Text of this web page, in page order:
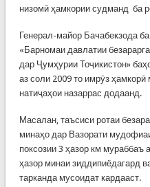
низомӣ ҳамкории судманд ба
Генерал-майор Бачабекзода
«Барномаи давлатии
дар Ҷумҳурии Тоҷикистон»
аз соли 2009 то имрӯз
натиҷаҳои назаррас додаанд.
Масалан, таъсиси ротаи
минаҳо дар Вазорати
поксозии 3 ҳазор км мураббаъ
ҳазор минаи зиддипиёдагард
тарканда мусоидат кардааст.